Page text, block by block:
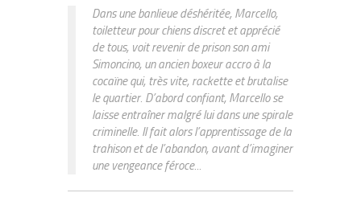
Dans une banlieue déshéritée, Marcello,
toiletteur pour chiens discret et apprécié
de tous, voit revenir de prison son ami
Simoncino, un ancien boxeur accro à la
cocaïne qui, très vite, rackette et brutalise
le quartier. D’abord confiant, Marcello se
laisse entraîner malgré lui dans une spirale
criminelle. Il fait alors l’apprentissage de la
trahison et de l’abandon, avant d’imaginer
une vengeance féroce...